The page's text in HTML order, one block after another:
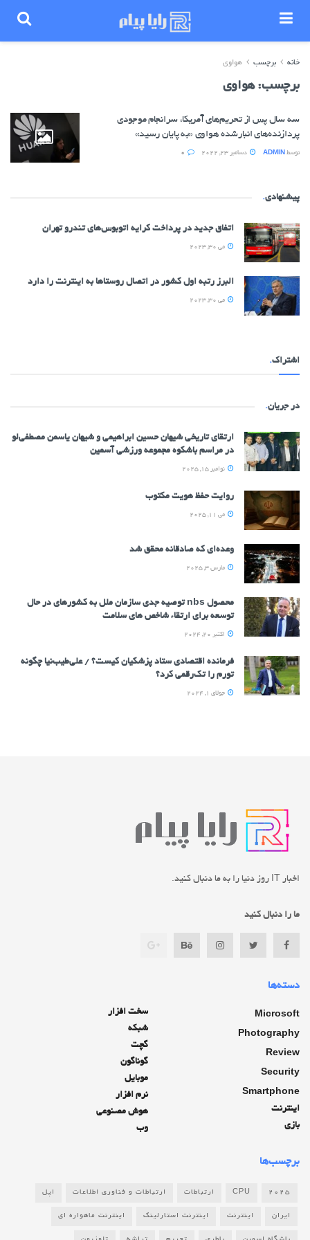
خانه برچسب هواوی
برچسب:هواوی
سه سال پس از تحریم‌های آمریکا، سرانجام موجودی
پردازنده‌های انبارشده هواوی «به پایان رسید»
توسط ADMIN دسامبر 23, 2022
پیشنهادی.
اتفاق جدید در پرداخت کرایه اتوبوس‌های تندرو تهران
می 30, 2023
البرز رتبه اول کشور در اتصال روستاها به اینترنت را دارد
می 30, 2023
اشتراک.
در جریان.
ارتقای تاریخی شیهان حسین ابراهیمی و شیهان یاسمن مصطفی‌لو
در مراسم باشکوه مجموعه ورزشی آسمین
نوامبر 15, 2025
روایت حفظ هویت مکتوب
می 11, 2025
وعده‌ای که صادقانه محقق شد
مارس 3, 2025
محصول nbs توصیه جدی سازمان ملل به کشورهای در حال
توسعه برای ارتقاء شاخص های سلامت
اکتبر 20, 2024
فرمانده اقتصادی ستاد پزشکیان کیست؟ / علی‌طیب‌نیا چگونه
تورم را تک‌رقمی کرد؟
جولای 1, 2024
اخبار IT روز دنیا را به ما دنبال کنید.
ما را دنبال کنید
دسته‌ها
Microsoft
Photography
Review
Security
Smartphone
اینترنت
بازی
سخت افزار
شبکه
گچت
گوناگون
موبایل
نرم افزار
هوش مصنوعی
وب
برچسب‌ها
2025
CPU ارتباطات ارتباطات و فناوری اطلاعات اپل
ایران اینترنت اینترنت استارلینک اینترنت ماهواره ای